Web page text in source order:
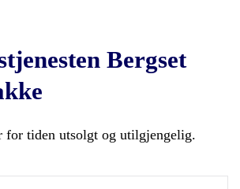
Bergset
for tiden utsolgt og utilgjengelig.